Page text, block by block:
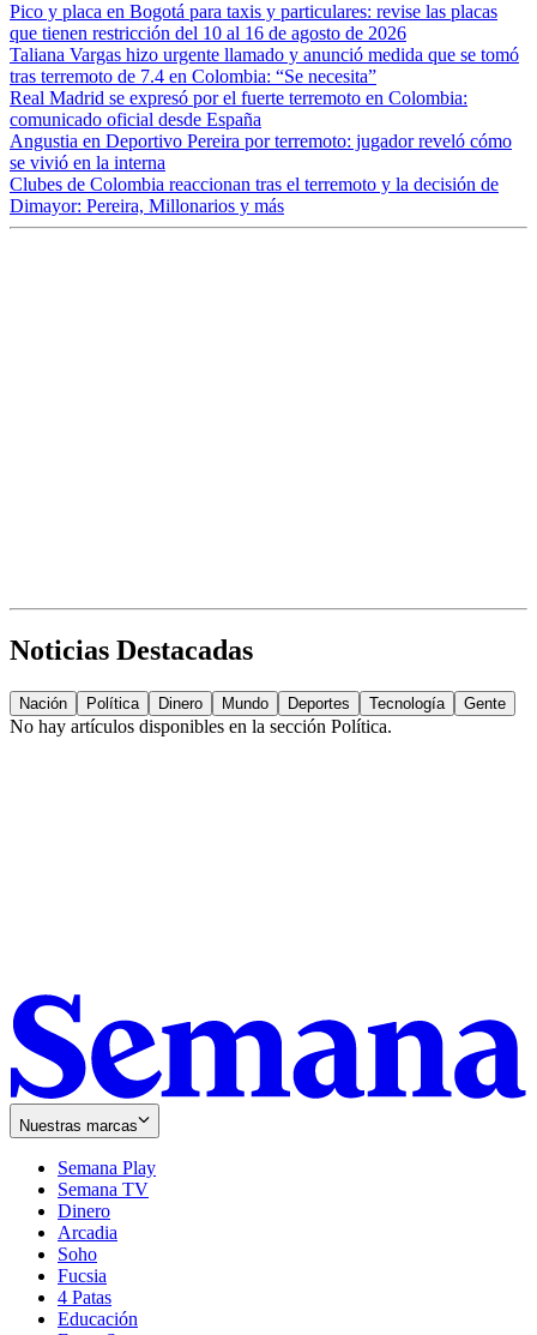
Pico y placa en Bogotá para taxis y particulares: revise las placas
que tienen restricción del 10 al 16 de agosto de 2026
Taliana Vargas hizo urgente llamado y anunció medida que se tomó
tras terremoto de 7.4 en Colombia: “Se necesita”
Real Madrid se expresó por el fuerte terremoto en Colombia:
comunicado oficial desde España
Angustia en Deportivo Pereira por terremoto: jugador reveló cómo
se vivió en la interna
Clubes de Colombia reaccionan tras el terremoto y la decisión de
Dimayor: Pereira, Millonarios y más
Noticias Destacadas
Nación Política Dinero Mundo Deportes Tecnología Gente
No hay artículos disponibles en la sección Política.
Nuestras marcas
Semana Play
Semana TV
Dinero
Arcadia
Soho
in
new
window
Fucsia
in
new
4 Patas
Educación